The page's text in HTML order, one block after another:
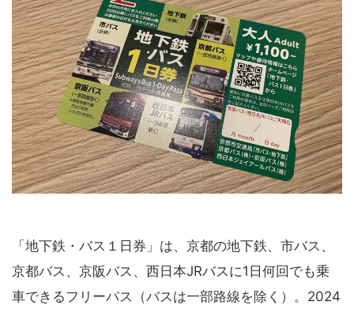
「地下鉄・バス１日券」は、京都の地下鉄、市バス、
京都バス、京阪バス、西日本JRバスに1日何回でも乗
車できるフリーパス（バスは一部路線を除く）。2024